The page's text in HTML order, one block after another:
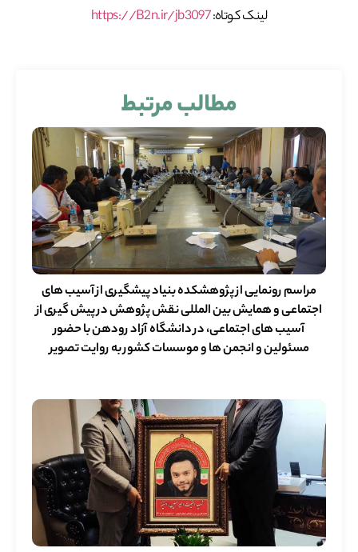
لینک کوتاه:https://B2n.ir/jb3097
مطالب مرتبط
مراسم رونمایی از پژوهشکده بنیاد پیشگیری از آسیب های
اجتماعی و همایش بین المللی نقش پژوهش در پیش گیری از
آسیب های اجتماعی، در دانشگاه آزاد رودهن با حضور
مسئولین و انجمن ها و موسسات کشور به روایت تصویر